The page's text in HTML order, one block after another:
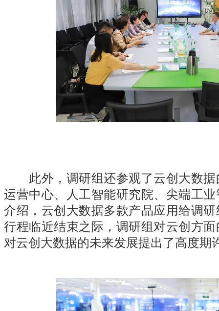
此外，调研组还参观了云创大数据
运营中心、人工智能研究院、尖端工
介绍，云创大数据多款产品应用给调
行程临近结束之际，调研组对云创方
对云创大数据的未来发展提出了高度期